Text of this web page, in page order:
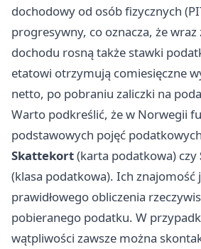
dochodowy od osób fizycznych
progresywny, co oznacza, że
dochodu rosną także stawki
etatowi otrzymują comiesięczne
netto, po pobraniu zaliczki na
Warto podkreślić, że w Norwegii
podstawowych pojęć
Skattekort(karta podatkowa) czy
(klasa podatkowa). Ich znajomość
prawidłowego obliczenia
pobieranego podatku. W
wątpliwości zawsze można